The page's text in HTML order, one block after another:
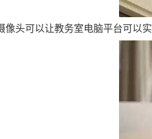
像头可以让教务室电脑平台可以